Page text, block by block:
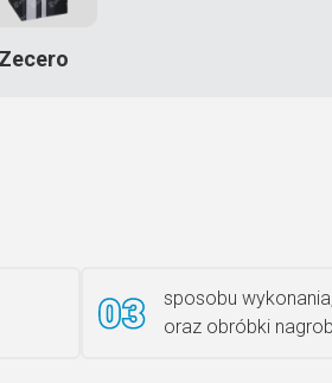
Rzeźba ANZK-60-BR-L
sposobu
oraz obróbki